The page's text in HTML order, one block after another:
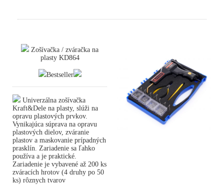
Zošívačka / zváračka na
plasty KD864
Bestseller
Univerzálna zošívačka
Kraft&Dele na plasty, slúži na
opravu plastových prvkov.
Vynikajúca súprava na opravu
plastových dielov, zváranie
plastov a maskovanie prípadných
prasklín. Zariadenie sa ľahko
používa a je praktické.
Zariadenie je vybavené až 200 ks
zváracích hrotov (4 druhy po 50
ks) rôznych tvarov